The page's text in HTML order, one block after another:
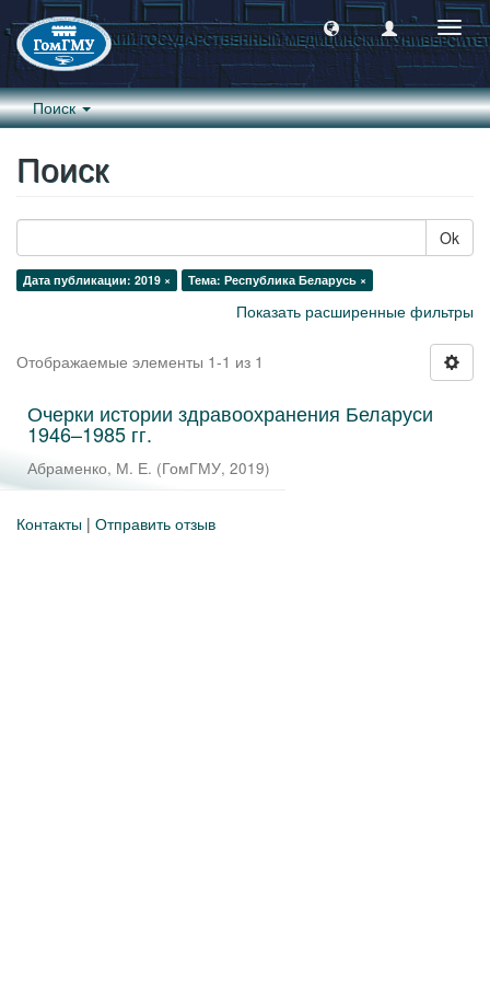
Поиск
Поиск
Ok
Дата публикации: 2019 × Тема: Республика Беларусь ×
Показать расширенные фильтры
Отображаемые элементы 1-1 из 1
Очерки истории здравоохранения Беларуси
1946–1985 гг.
Абраменко, М. Е. (ГомГМУ, 2019)
Контакты | Отправить отзыв